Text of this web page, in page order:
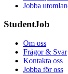
Jobba
StudentJob
Om oss
Frågor & Svar
Kontakta oss
Jobba för oss